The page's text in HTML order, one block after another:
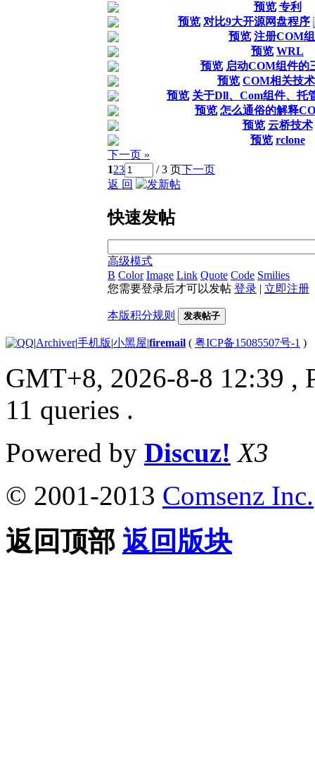
预览 专利
预览 对比9大开源网盘程序
预览 注册COM
预览 WRL
预览 启动COM组件的
预览 COM相关技
预览 关于Dll、Com组件、托
预览 怎么通俗的解释
预览 云桥技术
预览 rclone
下一页 »
123 / 3 页下一页
返 回
快速发帖
高级模式
B Color Image Link Quote Code Smilies
您需要登录后才可以发帖 登录 | 立即注册
本版积分规则 发表帖子
|Archiver|手机版|小黑屋|firemail ( 粤ICP备15085507号-1 )
GMT+8, 2026-8-8 12:39 ,
11 queries .
Powered by Discuz! X3
© 2001-2013 Comsenz Inc.
返回顶部 返回版块